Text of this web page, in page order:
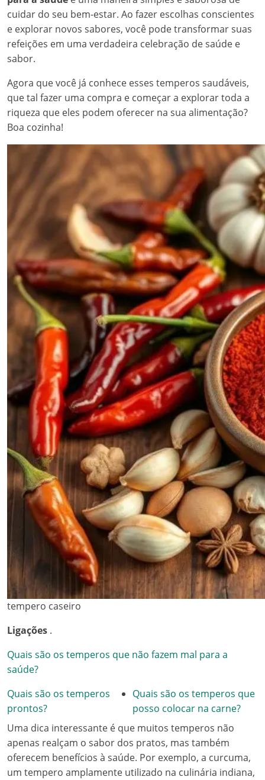
cuidar do seu bem-estar. Ao fazer escolhas conscientes
e explorar novos sabores, você pode transformar suas
refeições em uma verdadeira celebração de saúde e
sabor.
Agora que você já conhece esses temperos saudáveis,
que tal fazer uma compra e começar a explorar toda a
riqueza que eles podem oferecer na sua alimentação?
Boa cozinha!
tempero caseiro
Ligações .
Quais são os temperos que não fazem mal para a
saúde?
Quais são os temperos
prontos?
Quais são os temperos que
posso colocar na carne?
Uma dica interessante é que muitos temperos não
apenas realçam o sabor dos pratos, mas também
oferecem benefícios à saúde. Por exemplo, a curcuma,
um tempero amplamente utilizado na culinária indiana,